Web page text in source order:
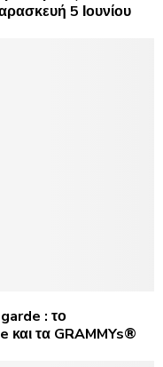
5 Ιουνίου
: το
τα GRAMMYs®